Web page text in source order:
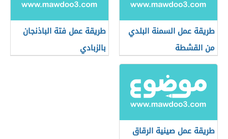
طريقة عمل السمنة البلدي
من القشطة
طريقة عمل فتة الباذنجان
بالزبادي
طريقة عمل صينية الرقاق